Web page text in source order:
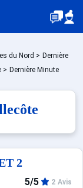
du Nord > Dernière
> Dernière Minute
2
5/5 2 Avis